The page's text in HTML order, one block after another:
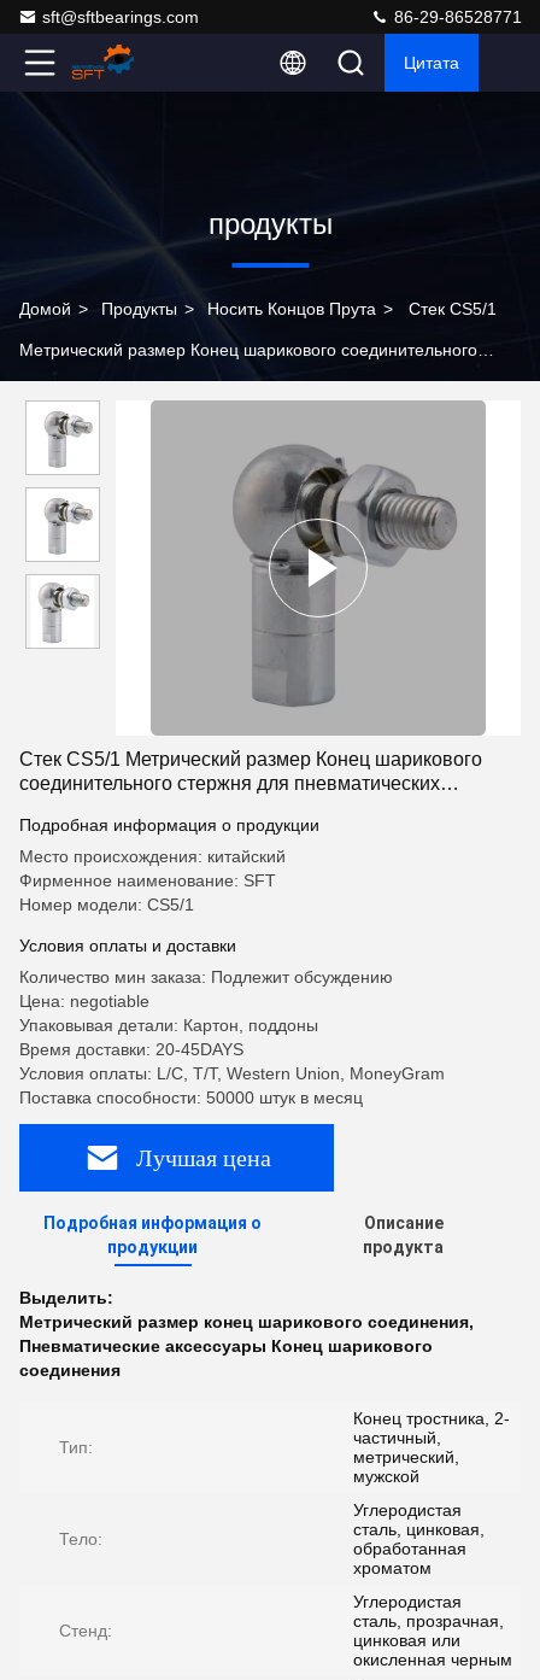
sft@sftbearings.com 86-29-86528771
Цитата
продукты
Домой > Продукты > Носить Концов Прута > Стек CS5/1
Метрический размер Конец шарикового соединительного
углеродистой стали с цинковой покрытием
Стек CS5/1 Метрический размер Конец шарикового
соединительного стержня для пневматических
цинковой покрытием
Подробная информация о продукции
Место происхождения: китайский
Фирменное наименование: SFT
Номер модели: CS5/1
Условия оплаты и доставки
Количество мин заказа: Подлежит обсуждению
Цена: negotiable
Упаковывая детали: Картон, поддоны
Время доставки: 20-45DAYS
Условия оплаты: L/C, T/T, Western Union, MoneyGram
Поставка способности: 50000 штук в месяц
Лучшая цена
Подробная информация о
продукции
Описание
продукта
Выделить:
Метрический размер конец шарикового соединения,
Пневматические аксессуары Конец шарикового
соединения
Тип:
Конец тростника, 2-
частичный,
метрический,
мужской
Тело:
Углеродистая
сталь, цинковая,
обработанная
хроматом
Стенд:
Углеродистая
сталь, прозрачная,
цинковая или
окисленная черным